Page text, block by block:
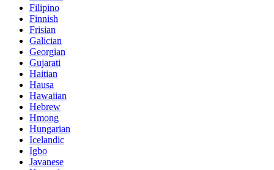
Filipino
Finnish
Frisian
Galician
Georgian
Gujarati
Haitian
Hausa
Hawaiian
Hebrew
Hmong
Hungarian
Icelandic
Igbo
Javanese